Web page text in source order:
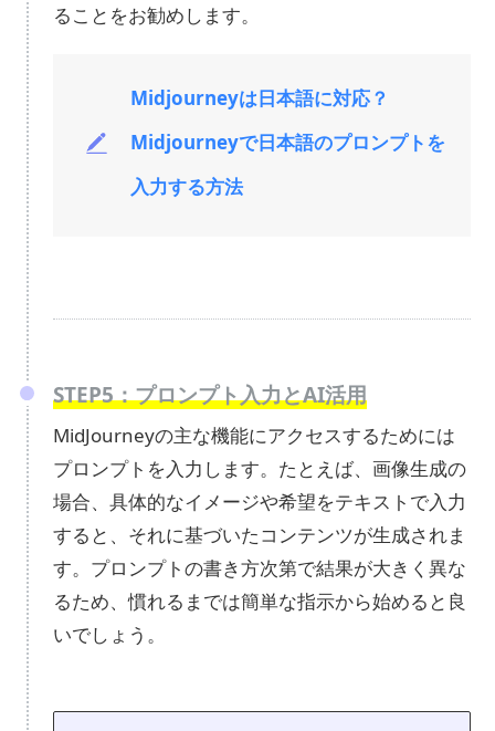
ることをお勧めします。
Midjourneyは日本語に対応？
Midjourneyで日本語のプロンプトを
入力する方法
STEP5：プロンプト入力とAI活用
MidJourneyの主な機能にアクセスするためには
プロンプトを入力します。たとえば、画像生成の
場合、具体的なイメージや希望をテキストで入力
すると、それに基づいたコンテンツが生成されま
す。プロンプトの書き方次第で結果が大きく異な
るため、慣れるまでは簡単な指示から始めると良
いでしょう。